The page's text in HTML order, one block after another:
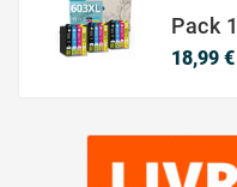
18,99 €